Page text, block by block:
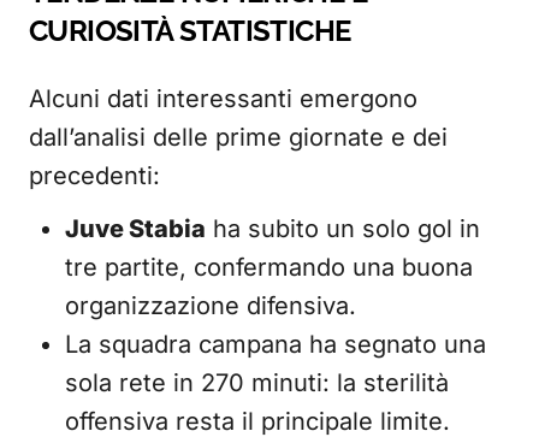
CURIOSITÀ STATISTICHE
Alcuni dati interessanti emergono
dall’analisi delle prime giornate e dei
precedenti:
Juve Stabia ha subito un solo gol in
tre partite, confermando una buona
organizzazione difensiva.
La squadra campana ha segnato una
sola rete in 270 minuti: la sterilità
offensiva resta il principale limite.